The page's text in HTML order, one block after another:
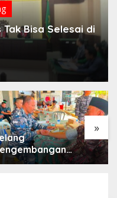
Bisa Selesai di
»
Lapangan Hidayah,